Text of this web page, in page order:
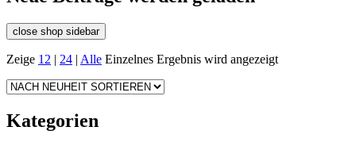
close shop sidebar
Zeige 12 | 24 | Alle Einzelnes Ergebnis wird angezeigt
Kategorien